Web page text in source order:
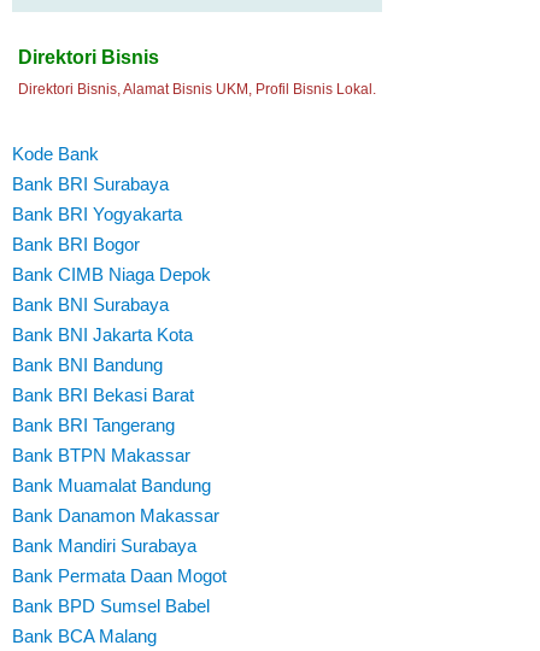
Direktori Bisnis
Direktori Bisnis, Alamat Bisnis UKM, Profil Bisnis Lokal.
Kode Bank
Bank BRI Surabaya
Bank BRI Yogyakarta
Bank BRI Bogor
Bank CIMB Niaga Depok
Bank BNI Surabaya
Bank BNI Jakarta Kota
Bank BNI Bandung
Bank BRI Bekasi Barat
Bank BRI Tangerang
Bank BTPN Makassar
Bank Muamalat Bandung
Bank Danamon Makassar
Bank Mandiri Surabaya
Bank Permata Daan Mogot
Bank BPD Sumsel Babel
Bank BCA Malang